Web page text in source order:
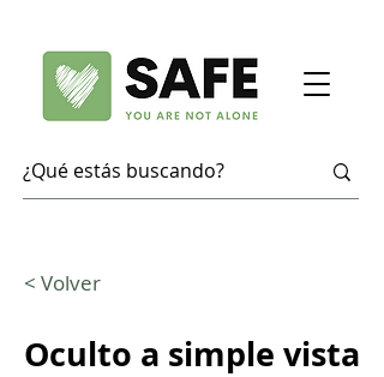
< Volver
Oculto a simple vista